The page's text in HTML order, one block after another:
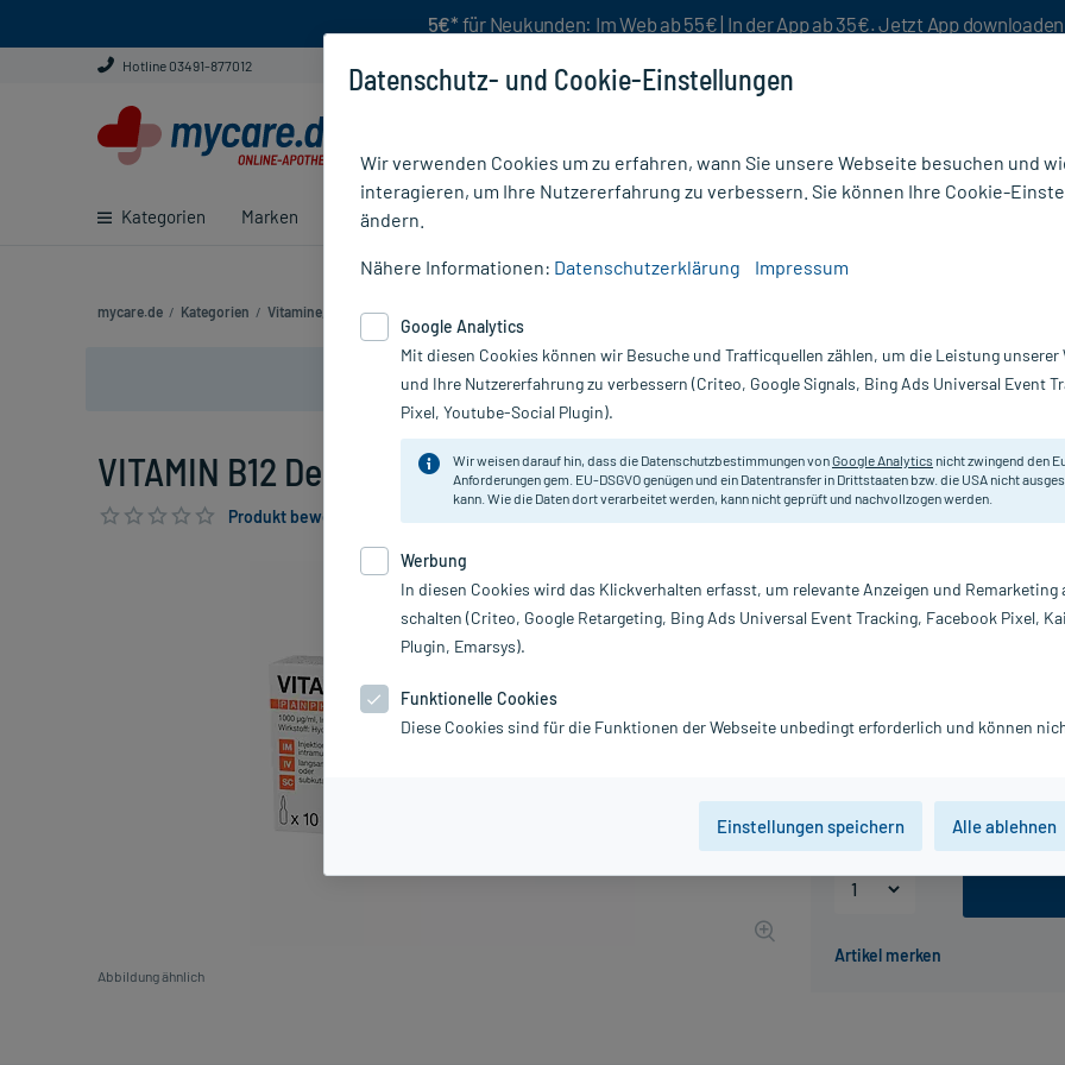
5€* für Neukunden: Im Web ab 55€ | In der App ab 35€. Jetzt App downloaden
Hotline 03491-877012
Kategorien Marken Ratgeber
mycare.de / Kategorien / Vitamine, Mineralien & Enzyme
Nur für kurze Zeit:Gratis-Versand* ab 19€ Mindestbestellwert!
VITAMIN B12 Depot Panpharma, 10X1 ml
Produkt bewerten & PlusHerzen sichern
Abbildung ähnlich
8,70 € 87 PlusHerzen
Vitamin B12-Präparat. Bei
kann.
PZN:
Hersteller:
Datenschutz- und Cookie-Einstellungen
Wir verwenden Cookies um zu erfahren, wann Sie unsere Webseite besuchen und
interagieren, um Ihre Nutzererfahrung zu verbessern. Sie können Ihre Cookie-
ändern.
Nähere Informationen: Datenschutzerklärung Impressum
Google Analytics
Mit diesen Cookies können wir Besuche und Trafficquellen zählen, um die Leistung unserer
und Ihre Nutzererfahrung zu verbessern (Criteo, Google Signals, Bing Ads Universal Event
Pixel, Youtube-Social Plugin).
Wir weisen darauf hin, dass die Datenschutzbestimmungen vonGoogle Analytics nicht zwingend den
Anforderungen gem. EU-DSGVO genügen und ein Datentransfer in Drittstaaten bzw. die USA nicht
kann. Wie die Daten dort verarbeitet werden, kann nicht geprüft und nachvollzogen werden.
Werbung
In diesen Cookies wird das Klickverhalten erfasst, um relevante Anzeigen und Remarketing
schalten (Criteo, Google Retargeting, Bing Ads Universal Event Tracking, Facebook Pixel,
Plugin, Emarsys).
Funktionelle Cookies
Diese Cookies sind für die Funktionen der Webseite unbedingt erforderlich und können
Einstellungen speichern Alle ablehnen